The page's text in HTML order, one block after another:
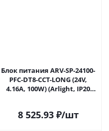
Блок питания ARV-SP-24100-
PFC-DT8-CCT-LONG (24V,
4.16A, 100W) (Arlight, IP20
8 525.93₽/шт